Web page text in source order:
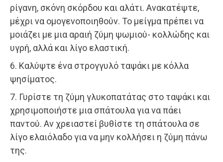
ρίγανη, σκόνη σκόρδου και αλάτι. Ανακατέψτε,
μέχρι να ομογενοποιηθούν. Το μείγμα πρέπει να
μοιάζει με μια αραιή ζύμη ψωμιού- κολλώδης και
υγρή, αλλά και λίγο ελαστική.
6. Καλύψτε ένα στρογγυλό ταψάκι με κόλλα
ψησίματος.
7. Γυρίστε τη ζύμη γλυκοπατάτας στο ταψάκι και
χρησιμοποιήστε μια σπάτουλα για να πάει
παντού. Αν χρειαστεί βυθίστε τη σπάτουλα σε
λίγο ελαιόλαδο για να μην κολλήσει η ζύμη πάνω
της.